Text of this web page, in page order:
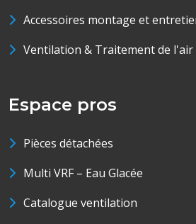
Accessoires montage et
Ventilation & Traitement de l'air
Espace pros
Pièces détachées
Multi VRF – Eau Glacée
Catalogue ventilation